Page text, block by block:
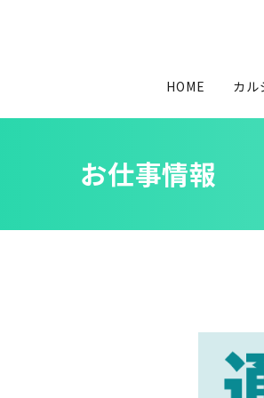
HOME カル
お仕事情報